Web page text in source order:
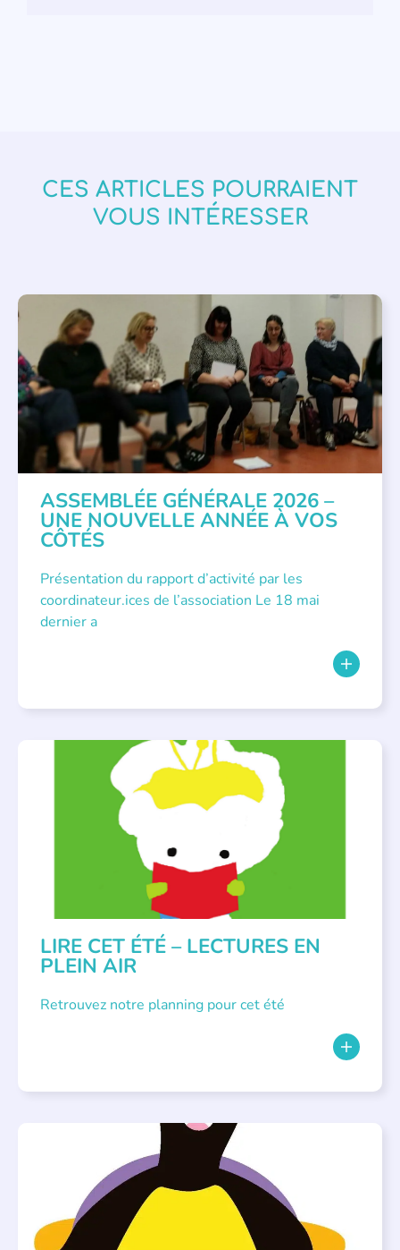
CES ARTICLES POURRAIENT
VOUS INTÉRESSER
APPEL À SOUTIEN , VIE DE L'ASSOCIATION
ASSEMBLÉE GÉNÉRALE 2026 –
UNE NOUVELLE ANNÉE À VOS
CÔTÉS
Présentation du rapport d’activité par les
coordinateur.ices de l’association Le 18 mai
dernier a
BIBLIOTHÈQUES ÉVÉNEMENTS , LECTURE INDIVIDUALISÉE
LITTÉRATURE JEUNESSE
LIRE CET ÉTÉ – LECTURES EN
PLEIN AIR
Retrouvez notre planning pour cet été